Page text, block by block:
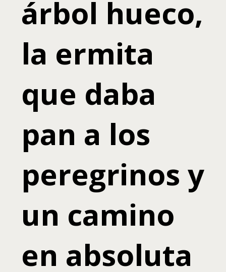
árbol hueco,
la ermita
que daba
pan a los
peregrinos y
un camino
en absoluta